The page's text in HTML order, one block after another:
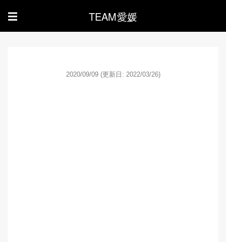
☰ TEAM愛媛
2020/09/09 (更新日: 2022/03/26)